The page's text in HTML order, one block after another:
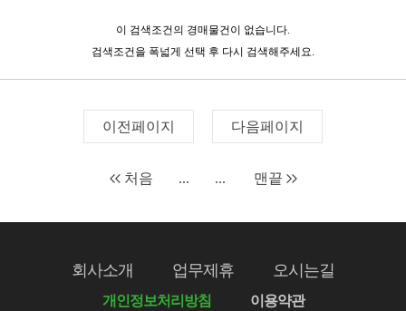
이 검색조건의 경매물건이 없습니다.
검색조건을 폭넓게 선택 후 다시 검색해주세요.
이전페이지 다음페이지
처음 ... ... 맨끝
회사소개 업무제휴 오시는길
개인정보처리방침 이용약관